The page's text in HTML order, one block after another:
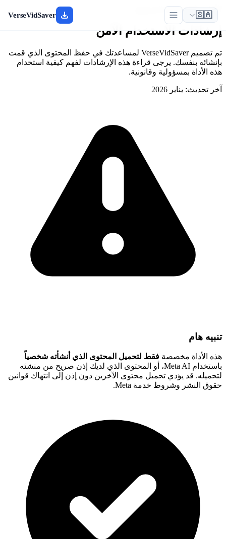
VerseVidSaver 🇸🇦
الأمان والاستخدام المسؤول
إرشادات الاستخدام الآمن
تم تصميم VerseVidSaver لمساعدتك في حفظ المحتوى الذي قمت
بإنشائه بنفسك. يرجى قراءة هذه الإرشادات لفهم كيفية استخدام
هذه الأداة بمسؤولية وقانونية.
آخر تحديث: يناير 2026
تنبيه هام
هذه الأداة مخصصة فقط لتحميل المحتوى الذي أنشأته شخصياً
باستخدام Meta AI، أو المحتوى الذي لديك إذن صريح من منشئه
لتحميله. قد يؤدي تحميل محتوى الآخرين دون إذن إلى انتهاك قوانين
حقوق النشر وشروط خدمة Meta.